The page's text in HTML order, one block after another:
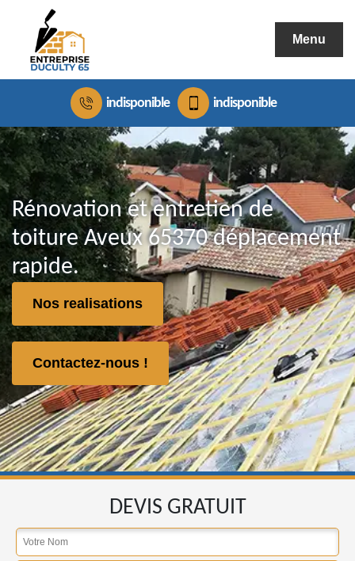
Menu
indisponible indisponible
Rénovation et entretien de
toiture Aveux 65370 déplacement
rapide.
Nos realisations
Contactez-nous !
DEVIS GRATUIT